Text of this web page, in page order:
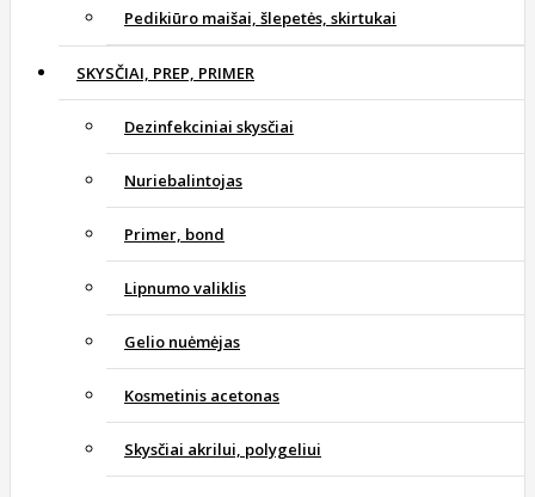
Pedikiūro maišai, šlepetės, skirtukai
SKYSČIAI, PREP, PRIMER
Dezinfekciniai skysčiai
Nuriebalintojas
Primer, bond
Lipnumo valiklis
Gelio nuėmėjas
Kosmetinis acetonas
Skysčiai akrilui, polygeliui